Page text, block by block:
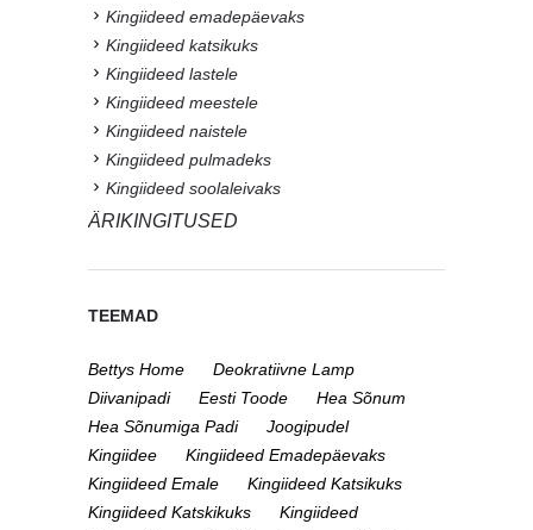
Kingiideed emadepäevaks
Kingiideed katsikuks
Kingiideed lastele
Kingiideed meestele
Kingiideed naistele
Kingiideed pulmadeks
Kingiideed soolaleivaks
ÄRIKINGITUSED
TEEMAD
Bettys Home
Deokratiivne Lamp
Diivanipadi
Eesti Toode
Hea Sõnum
Hea Sõnumiga Padi
Joogipudel
Kingiidee
Kingiideed Emadepäevaks
Kingiideed Emale
Kingiideed Katsikuks
Kingiideed Katskikuks
Kingiideed